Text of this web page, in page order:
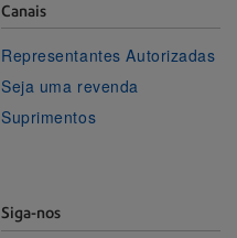
Canais
Representantes Autorizadas
Seja uma revenda
Suprimentos
Siga-nos